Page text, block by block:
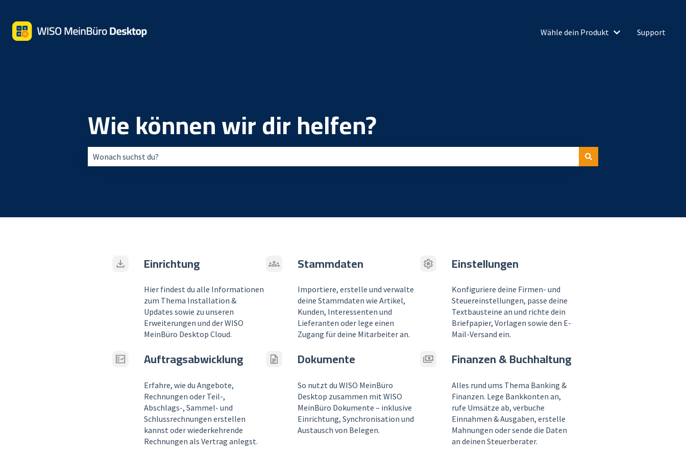
Wähle dein Produkt
Untermenü für
Support
Wie können wir dir helfen?
Einrichtung
Hier findest du alle Informationen
zum Thema Installation &
Updates sowie zu unseren
Erweiterungen und der WISO
MeinBüro Desktop Cloud.
Stammdaten
Importiere, erstelle und verwalte
deine Stammdaten wie Artikel,
Kunden, Interessenten und
Lieferanten oder lege einen
Zugang für deine Mitarbeiter an.
Einstellungen
Konfiguriere deine Firmen- und
Steuereinstellungen, passe deine
Textbausteine an und richte dein
Briefpapier, Vorlagen sowie den E-
Mail-Versand ein.
Auftragsabwicklung
Erfahre, wie du Angebote,
Rechnungen oder Teil-,
Abschlags-, Sammel- und
Schlussrechnungen erstellen
kannst oder wiederkehrende
Rechnungen als Vertrag anlegst.
Dokumente
So nutzt du WISO MeinBüro
Desktop zusammen mit WISO
MeinBüro Dokumente – inklusive
Einrichtung, Synchronisation und
Austausch von Belegen.
Finanzen & Buchhaltung
Alles rund ums Thema Banking &
Finanzen. Lege Bankkonten an,
rufe Umsätze ab, verbuche
Einnahmen & Ausgaben, erstelle
Mahnungen oder sende die Daten
an deinen Steuerberater.